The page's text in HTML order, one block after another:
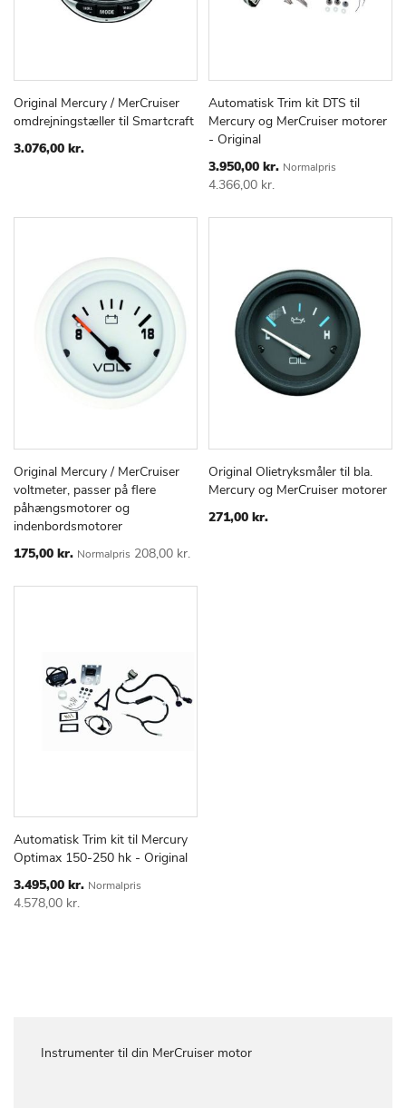
Instrumenter til din MerCruiser motor
Læg i kurv
TILFØJ
TIL
SAMMENLIGN
Original Mercury / MerCruiser
omdrejningstæller til Smartcraft
3.076,00 kr.
Læg i kurv
TILFØJ
TIL
LISTE
Automatisk Trim kit DTS til
Mercury og MerCruiser motorer
- Original
Special
Price
3.950,00 kr. Normalpris
4.366,00 kr.
Læg i kurv
TILFØJ
TIL
SAMMENLIGN
Original Mercury / MerCruiser
voltmeter, passer på flere
påhængsmotorer og
indenbordsmotorer
Special
175,00 kr. Normalpris 208,00 kr.
Læg i kurv
TILFØJ
TIL
Original Olietryksmåler til bla.
Mercury og MerCruiser motorer
271,00 kr.
Læg i kurv
TILFØJ
TIL
ØNSKE
SAMMENLIGN
Automatisk Trim kit til Mercury
Optimax 150-250 hk - Original
Special
Price
3.495,00 kr. Normalpris
4.578,00 kr.